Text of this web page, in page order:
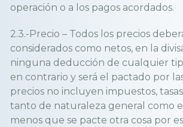
operación o a los pagos acordados.
2.3.-Precio – Todos los precios
considerados como netos, en la
ninguna deducción de cualquier
en contrario y será el pactado por
precios no incluyen impuestos,
tanto de naturaleza general como
menos que se pacte otra cosa por